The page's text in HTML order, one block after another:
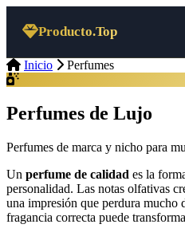
Producto.Top
Inicio Perfumes
Perfumes de Lujo
Perfumes de marca y nicho para
Un perfume de calidad es la
personalidad. Las notas olfativas
una impresión que perdura mucho
fragancia correcta puede